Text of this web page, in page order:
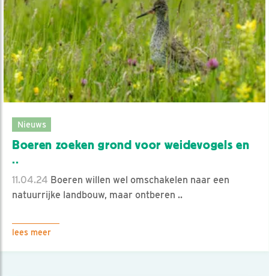
Nieuws
Boeren zoeken grond voor weidevogels en
..
11.04.24 Boeren willen wel omschakelen naar een
natuurrijke landbouw, maar ontberen ..
lees meer